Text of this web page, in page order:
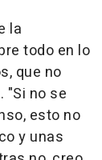
la
todo en lo
que no
"Si no se
esto no
y unas